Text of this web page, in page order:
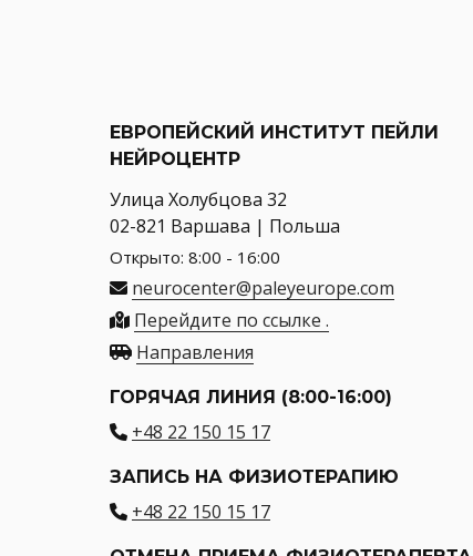
ЕВРОПЕЙСКИЙ ИНСТИТУТ ПЕЙЛИ
НЕЙРОЦЕНТР
Улица Холубцова 32
02-821 Варшава | Польша
Открыто: 8:00 - 16:00
neurocenter@paleyeurope.com
Перейдите по ссылке .
Направления
ГОРЯЧАЯ ЛИНИЯ (8:00-16:00)
+48 22 150 15 17
ЗАПИСЬ НА ФИЗИОТЕРАПИЮ
+48 22 150 15 17